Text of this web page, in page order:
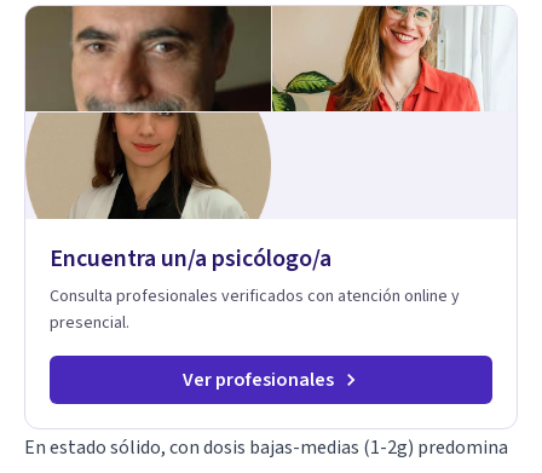
Encuentra un/a psicólogo/a
Consulta profesionales verificados con atención online y
presencial.
Ver profesionales
En estado sólido, con dosis bajas-medias (1-2g) predomina